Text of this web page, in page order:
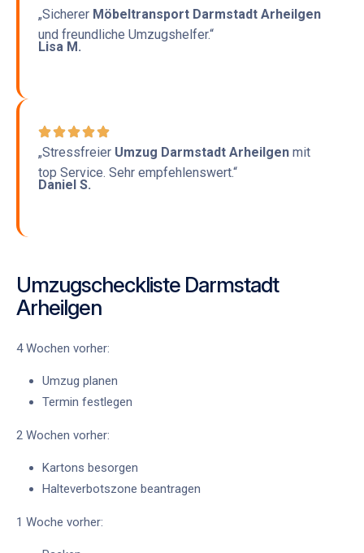
„Sicherer Möbeltransport Darmstadt Arheilgen
und freundliche Umzugshelfer.“
Lisa M.
„Stressfreier Umzug Darmstadt Arheilgen mit
top Service. Sehr empfehlenswert.“
Daniel S.
Umzugscheckliste Darmstadt
Arheilgen
4 Wochen vorher:
Umzug planen
Termin festlegen
2 Wochen vorher:
Kartons besorgen
Halteverbotszone beantragen
1 Woche vorher: